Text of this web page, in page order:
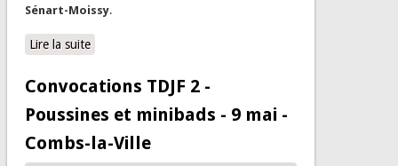
Sénart-Moissy.
Lire la suitede Convocations CDJD- 30 et 31 mai 2026 - Sénart-
Convocations TDJF 2 -
Poussines et minibads - 9 mai -
Combs-la-Ville